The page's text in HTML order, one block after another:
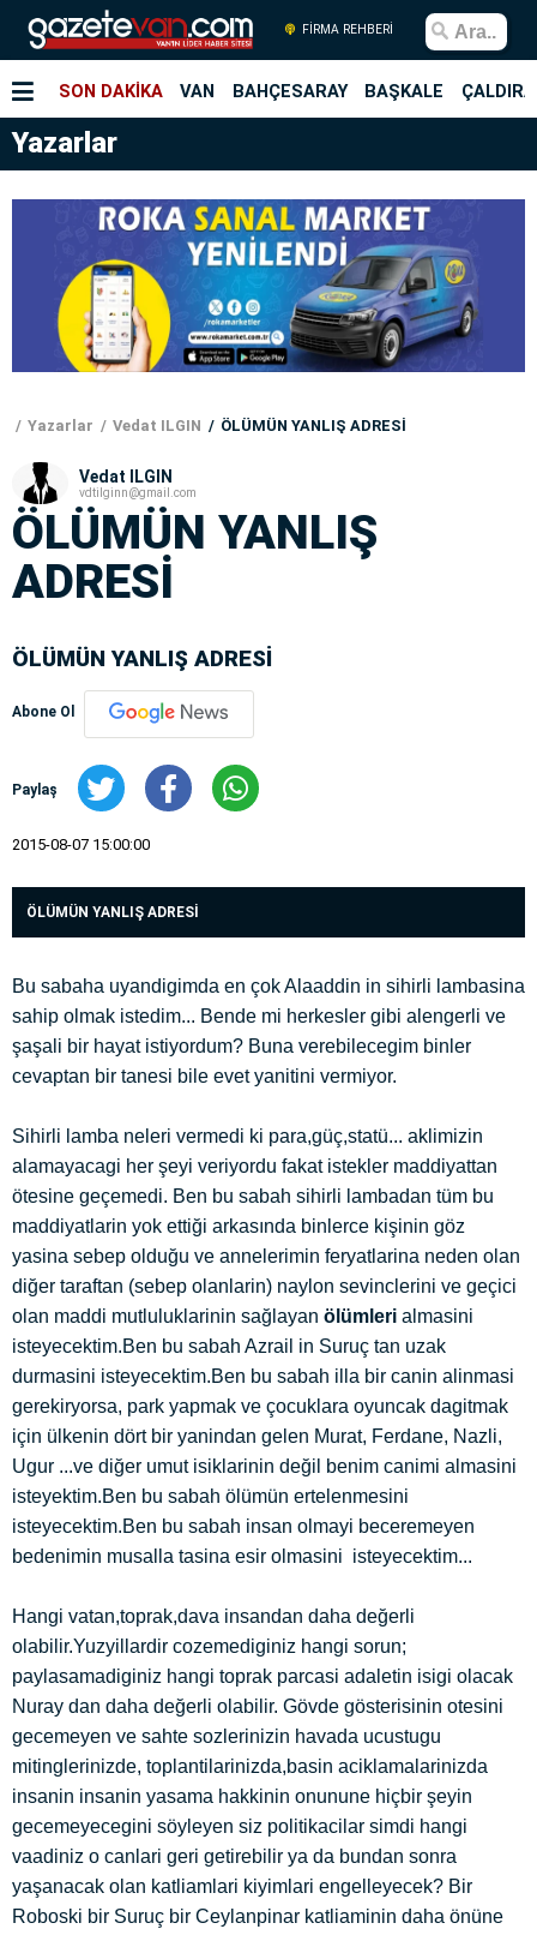
FİRMA REHBERİ
SON DAKİKA VAN BAHÇESARAY BAŞKALE
Yazarlar
Yazarlar Vedat ILGIN ÖLÜMÜN YANLIŞ ADRESİ
Vedat ILGIN
vdtilginn@gmail.com
ÖLÜMÜN YANLIŞ
ADRESİ
ÖLÜMÜN YANLIŞ ADRESİ
Abone Ol
Paylaş
2015-08-07 15:00:00
ÖLÜMÜN YANLIŞ ADRESİ
Bu sabaha uyandigimda en çok Alaaddin in sihirli lambasina
sahip olmak istedim... Bende mi herkesler gibi alengerli ve
şaşali bir hayat istiyordum? Buna verebilecegim binler
cevaptan bir tanesi bile evet yanitini vermiyor.
Sihirli lamba neleri vermedi ki para,güç,statü... aklimizin
alamayacagi her şeyi veriyordu fakat istekler maddiyattan
ötesine geçemedi. Ben bu sabah sihirli lambadan tüm bu
maddiyatlarin yok ettiği arkasında binlerce kişinin göz
yasina sebep olduğu ve annelerimin feryatlarina neden olan
diğer taraftan (sebep olanlarin) naylon sevinclerini ve geçici
olan maddi mutluluklarinin sağlayan ölümleri almasini
isteyecektim.Ben bu sabah Azrail in Suruç tan uzak
durmasini isteyecektim.Ben bu sabah illa bir canin alinmasi
gerekiryorsa, park yapmak ve çocuklara oyuncak dagitmak
için ülkenin dört bir yanindan gelen Murat, Ferdane, Nazli,
Ugur ...ve diğer umut isiklarinin değil benim canimi almasini
isteyektim.Ben bu sabah ölümün ertelenmesini
isteyecektim.Ben bu sabah insan olmayi beceremeyen
bedenimin musalla tasina esir olmasini isteyecektim...
Hangi vatan,toprak,dava insandan daha değerli
olabilir.Yuzyillardir cozemediginiz hangi sorun;
paylasamadiginiz hangi toprak parcasi adaletin isigi olacak
Nuray dan daha değerli olabilir. Gövde gösterisinin otesini
gecemeyen ve sahte sozlerinizin havada ucustugu
mitinglerinizde, toplantilarinizda,basin aciklamalarinizda
insanin insanin yasama hakkinin onunune hiçbir şeyin
gecemeyecegini söyleyen siz politikacilar simdi hangi
vaadiniz o canlari geri getirebilir ya da bundan sonra
yaşanacak olan katliamlari kiyimlari engelleyecek? Bir
Roboski bir Suruç bir Ceylanpinar katliaminin daha önüne